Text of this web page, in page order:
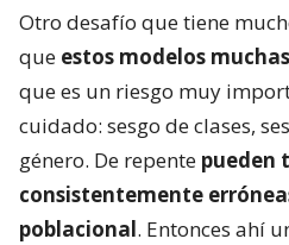
Otro desafío que tiene
que estos modelos
que es un riesgo muy
cuidado: sesgo de clases,
género. De repente pueden
consistentemente
poblacional. Entonces ahí